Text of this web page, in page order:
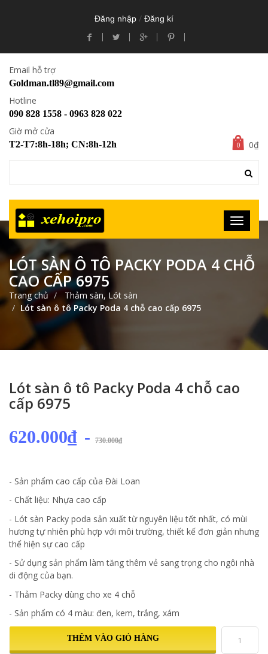
Đăng nhập / Đăng kí
Email hỗ trợ
Goldman.tl89@gmail.com
Hotline
090 828 1558 - 0963 828 022
Giờ mở cửa
T2-T7:8h-18h; CN:8h-12h 0 0₫
LÓT SÀN Ô TÔ PACKY PODA 4 CHỖ
CAO CẤP 6975
Trang chủ
Thảm sàn, Lót sàn
Lót sàn ô tô Packy Poda 4 chỗ cao cấp 6975
Lót sàn ô tô Packy Poda 4 chỗ cao
cấp 6975
620.000₫ - 730.000₫
- Sản phẩm cao cấp của Đài Loan
- Chất liệu: Nhựa cao cấp
- Lót sàn Packy poda sản xuất từ nguyên liệu tốt nhất, có mùi
hương tự nhiên phù hợp với môi trường, thiết kế đơn giản nhưng
thể hiện sự cao cấp
- Sử dụng sản phẩm làm tăng thêm vẻ sang trọng cho ngôi nhà
di động của bạn.
- Thảm Packy dùng cho xe 4 chỗ
- Sản phẩm có 4 màu: đen, kem, trắng, xám
THÊM VÀO GIỎ HÀNG